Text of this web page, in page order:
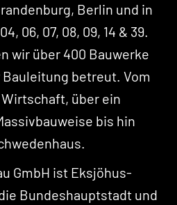
Berlin und in
06, 07, 08, 09, 14 & 39.
wir über 400 Bauwerke
betreut. Vom
über ein
bis hin
GmbH ist Eksjöhus-
Bundeshauptstadt und